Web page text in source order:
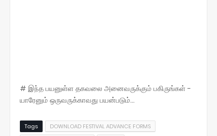
# இந்த பயனுள்ள தகவலை அனைவருக்கும் பகிருங்கள் -
யாரேனும் ஒருவருக்காவது பயன்படும்...
Tags
DOWNLOAD FESTIVAL ADVANCE FORMS